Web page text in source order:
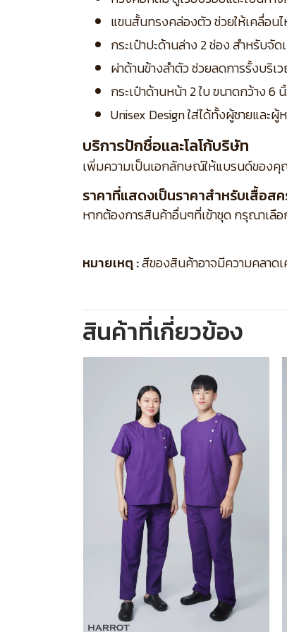
แขนสั้นทรงคล่องตัว ช่วยให้เคลื่อน
กระเป๋าปะด้านล่าง 2 ช่อง สำหรับ
ผ่าด้านข้างลำตัว ช่วยลดการรั้งบริ
กระเป๋าด้านหน้า 2 ใบ ขนาดกว้าง
Unisex Design ใส่ได้ทั้งผู้ชายและ
บริการปักชื่อและโลโก้บริษัท
เพิ่มความเป็นเอกลักษณ์ให้แบรนด์ของ
ราคาที่แสดงเป็นราคาสำหรับเสื้อส
หากต้องการสินค้าอื่นๆที่เข้าชุด กรุณาเลื
หมายเหตุ :สีของสินค้าอาจมีความคลาด
สินค้าที่เกี่ยวข้อง